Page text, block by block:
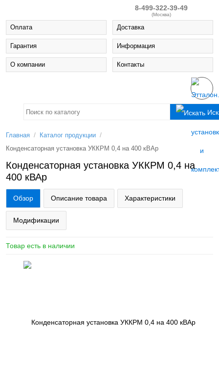
8-499-322-39-49
(Москва)
Оплата Доставка
Гарантия Информация
О компании Контакты
Главная / Каталог продукции /
Конденсаторная установка УККРМ 0,4 на 400 кВАр
Конденсаторная установка УККРМ 0,4 на
400 кВАр
Обзор Описание товара Характеристики
Модификации
Товар есть в наличии